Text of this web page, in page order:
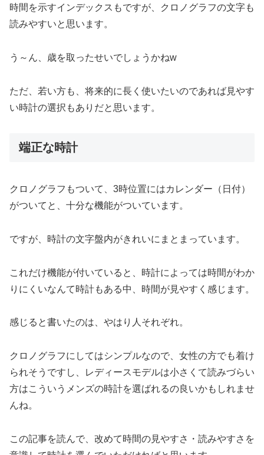
時間を示すインデックスもですが、クロノグラフの文字も
読みやすいと思います。
う～ん、歳を取ったせいでしょうかねw
ただ、若い方も、将来的に長く使いたいのであれば見やす
い時計の選択もありだと思います。
端正な時計
クロノグラフもついて、3時位置にはカレンダー（日付）
がついてと、十分な機能がついています。
ですが、時計の文字盤内がきれいにまとまっています。
これだけ機能が付いていると、時計によっては時間がわか
りにくいなんて時計もある中、時間が見やすく感じます。
感じると書いたのは、やはり人それぞれ。
クロノグラフにしてはシンプルなので、女性の方でも着け
られそうですし、レディースモデルは小さくて読みづらい
方はこういうメンズの時計を選ばれるの良いかもしれませ
んね。
この記事を読んで、改めて時間の見やすさ・読みやすさを